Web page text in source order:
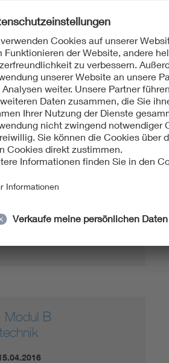
auf Anfrage zur Verfügung)
Kommunikationstechnik
in
- VDE Studie (Hau…
Modul B